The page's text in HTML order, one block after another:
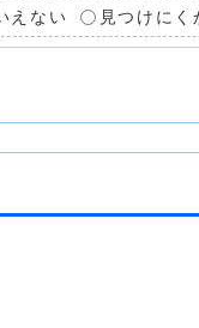
えない 見つけにく